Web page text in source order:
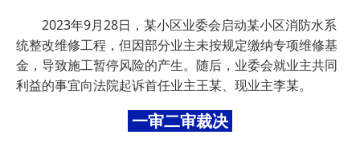
2023年9月28日，某小区业委会启动某小区消防水系
统整改维修工程，但因部分业主未按规定缴纳专项维修基
金，导致施工暂停风险的产生。随后，业委会就业主共同
利益的事宜向法院起诉首任业主王某、现业主李某。
一审二审裁决